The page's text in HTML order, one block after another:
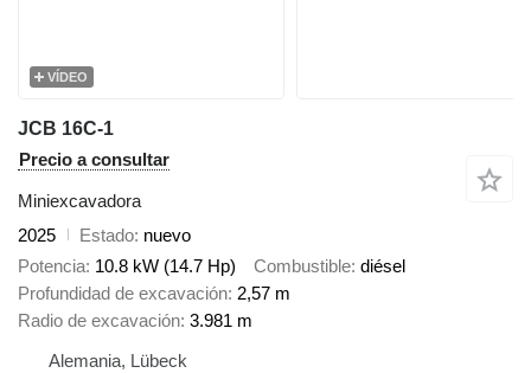
VÍDEO
JCB 16C-1
Precio a consultar
Miniexcavadora
2025
Estado nuevo
Potencia 10.8 kW (14.7 Hp) Combustible diésel
Profundidad de excavación 2,57 m
Radio de excavación 3.981 m
Alemania, Lübeck